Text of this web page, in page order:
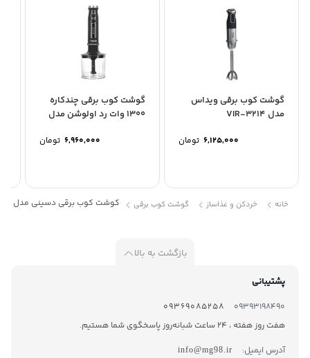
جنس ظرف خردکن: پلاستیک
گوشت کوب برقی ویداس
مدل VIR-3214
6,125,000 تومان
گوشت کوب برقی چندکاره
1300 وات رد اولوشن مدل
6,960,000 تومان
خانه خردکن و غذاساز گوشت کوب برقی گوشت کوب برقی دسینی مدل kitchen star
بازگشت به بالا
پشتیبانی
09393198490
09369085258
هفت روز هفته ، 24 ساعت شبانه‌روز پاسخگوی شما هستیم.
آدرس ایمیل:
info@mg98.ir